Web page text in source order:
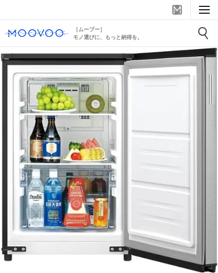
［ムーブー］
モノ選びに、もっと納得を。